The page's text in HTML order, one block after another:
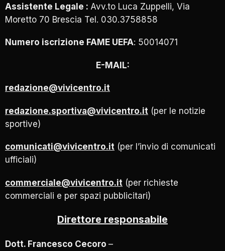
Assistente Legale : Avv.to Luca Zuppelli, Via
Moretto 70 Brescia Tel. 030.3758858
Numero iscrizione FAME UEFA: 50014071
E-MAIL:
redazione@vivicentro.it
redazione.sportiva@vivicentro.it (per le notizie
sportive)
comunicati@vivicentro.it (per l’invio di comunicati
ufficiali)
commerciale@vivicentro.it (per richieste
commerciali e per spazi pubblicitari)
Direttore responsabile
Dott. Francesco Cecoro –